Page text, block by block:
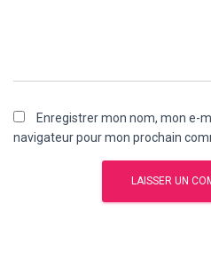
Enregistrer mon nom, mon e-
navigateur pour mon prochain